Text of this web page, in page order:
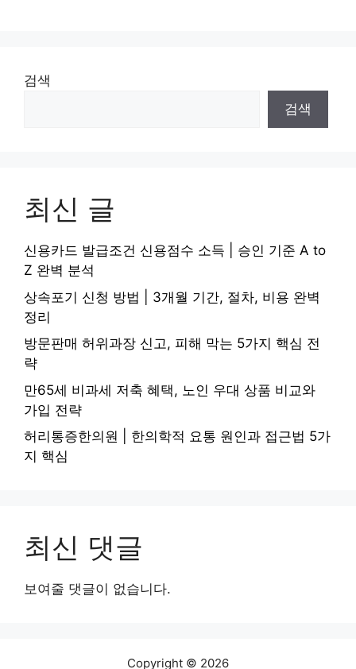
검색
검색
최신 글
신용카드 발급조건 신용점수 소득 | 승인 기준 A to
Z 완벽 분석
상속포기 신청 방법 | 3개월 기간, 절차, 비용 완벽
정리
방문판매 허위과장 신고, 피해 막는 5가지 핵심 전
략
만65세 비과세 저축 혜택, 노인 우대 상품 비교와
가입 전략
허리통증한의원 | 한의학적 요통 원인과 접근법 5가
지 핵심
최신 댓글
보여줄 댓글이 없습니다.
Copyright © 2026